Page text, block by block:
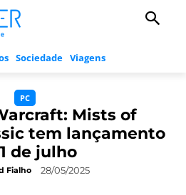
Sociedade Viagens
PC
Mists of
tem lançamento
de julho
Fialho 28/05/2025